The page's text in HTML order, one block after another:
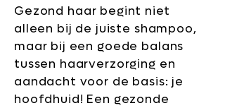
Gezond haar begint niet
alleen bij de juiste shampoo,
maar bij een goede balans
tussen haarverzorging en
aandacht voor de basis: je
hoofdhuid! Een gezonde